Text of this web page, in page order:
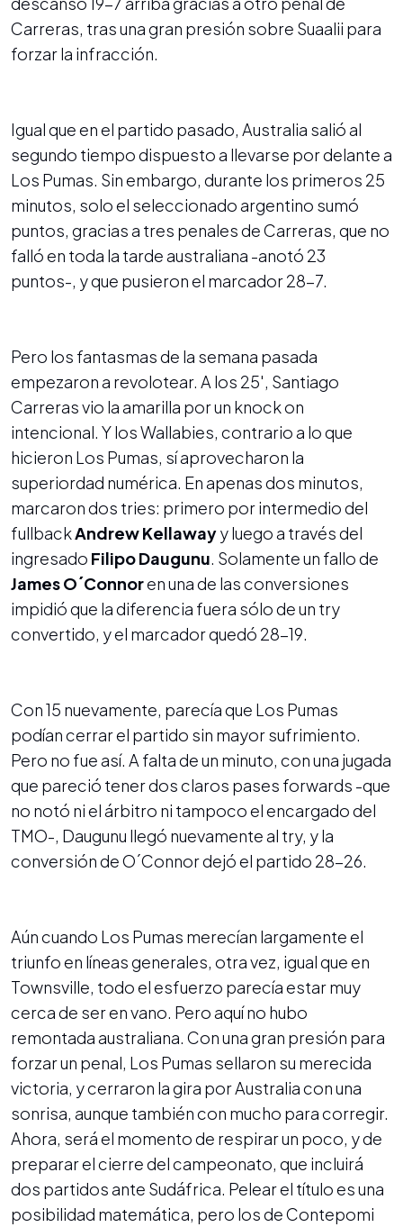
Carreras, tras una gran presión sobre Suaalii para
forzar la infracción.
Igual que en el partido pasado, Australia salió al
segundo tiempo dispuesto a llevarse por delante a
Los Pumas. Sin embargo, durante los primeros 25
minutos, solo el seleccionado argentino sumó
puntos, gracias a tres penales de Carreras, que no
falló en toda la tarde australiana -anotó 23
puntos-, y que pusieron el marcador 28-7.
Pero los fantasmas de la semana pasada
empezaron a revolotear. A los 25', Santiago
Carreras vio la amarilla por un knock on
intencional. Y los Wallabies, contrario a lo que
hicieron Los Pumas, sí aprovecharon la
superiordad numérica. En apenas dos minutos,
marcaron dos tries: primero por intermedio del
fullbackAndrew Kellawayy luego a través del
ingresado Filipo Daugunu. Solamente un fallo de
James O´Connoren una de las conversiones
impidió que la diferencia fuera sólo de un try
convertido, y el marcador quedó 28-19.
Con 15 nuevamente, parecía que Los Pumas
podían cerrar el partido sin mayor sufrimiento.
Pero no fue así. A falta de un minuto, con una jugada
que pareció tener dos claros pases forwards -que
no notó ni el árbitro ni tampoco el encargado del
TMO-, Daugunu llegó nuevamente al try, y la
conversión de O´Connor dejó el partido 28-26.
Aún cuando Los Pumas merecían largamente el
triunfo en líneas generales, otra vez, igual que en
Townsville, todo el esfuerzo parecía estar muy
cerca de ser en vano. Pero aquí no hubo
remontada australiana. Con una gran presión para
forzar un penal, Los Pumas sellaron su merecida
victoria, y cerraron la gira por Australia con una
sonrisa, aunque también con mucho para corregir.
Ahora, será el momento de respirar un poco, y de
preparar el cierre del campeonato, que incluirá
dos partidos ante Sudáfrica. Pelear el título es una
posibilidad matemática, pero los de Contepomi